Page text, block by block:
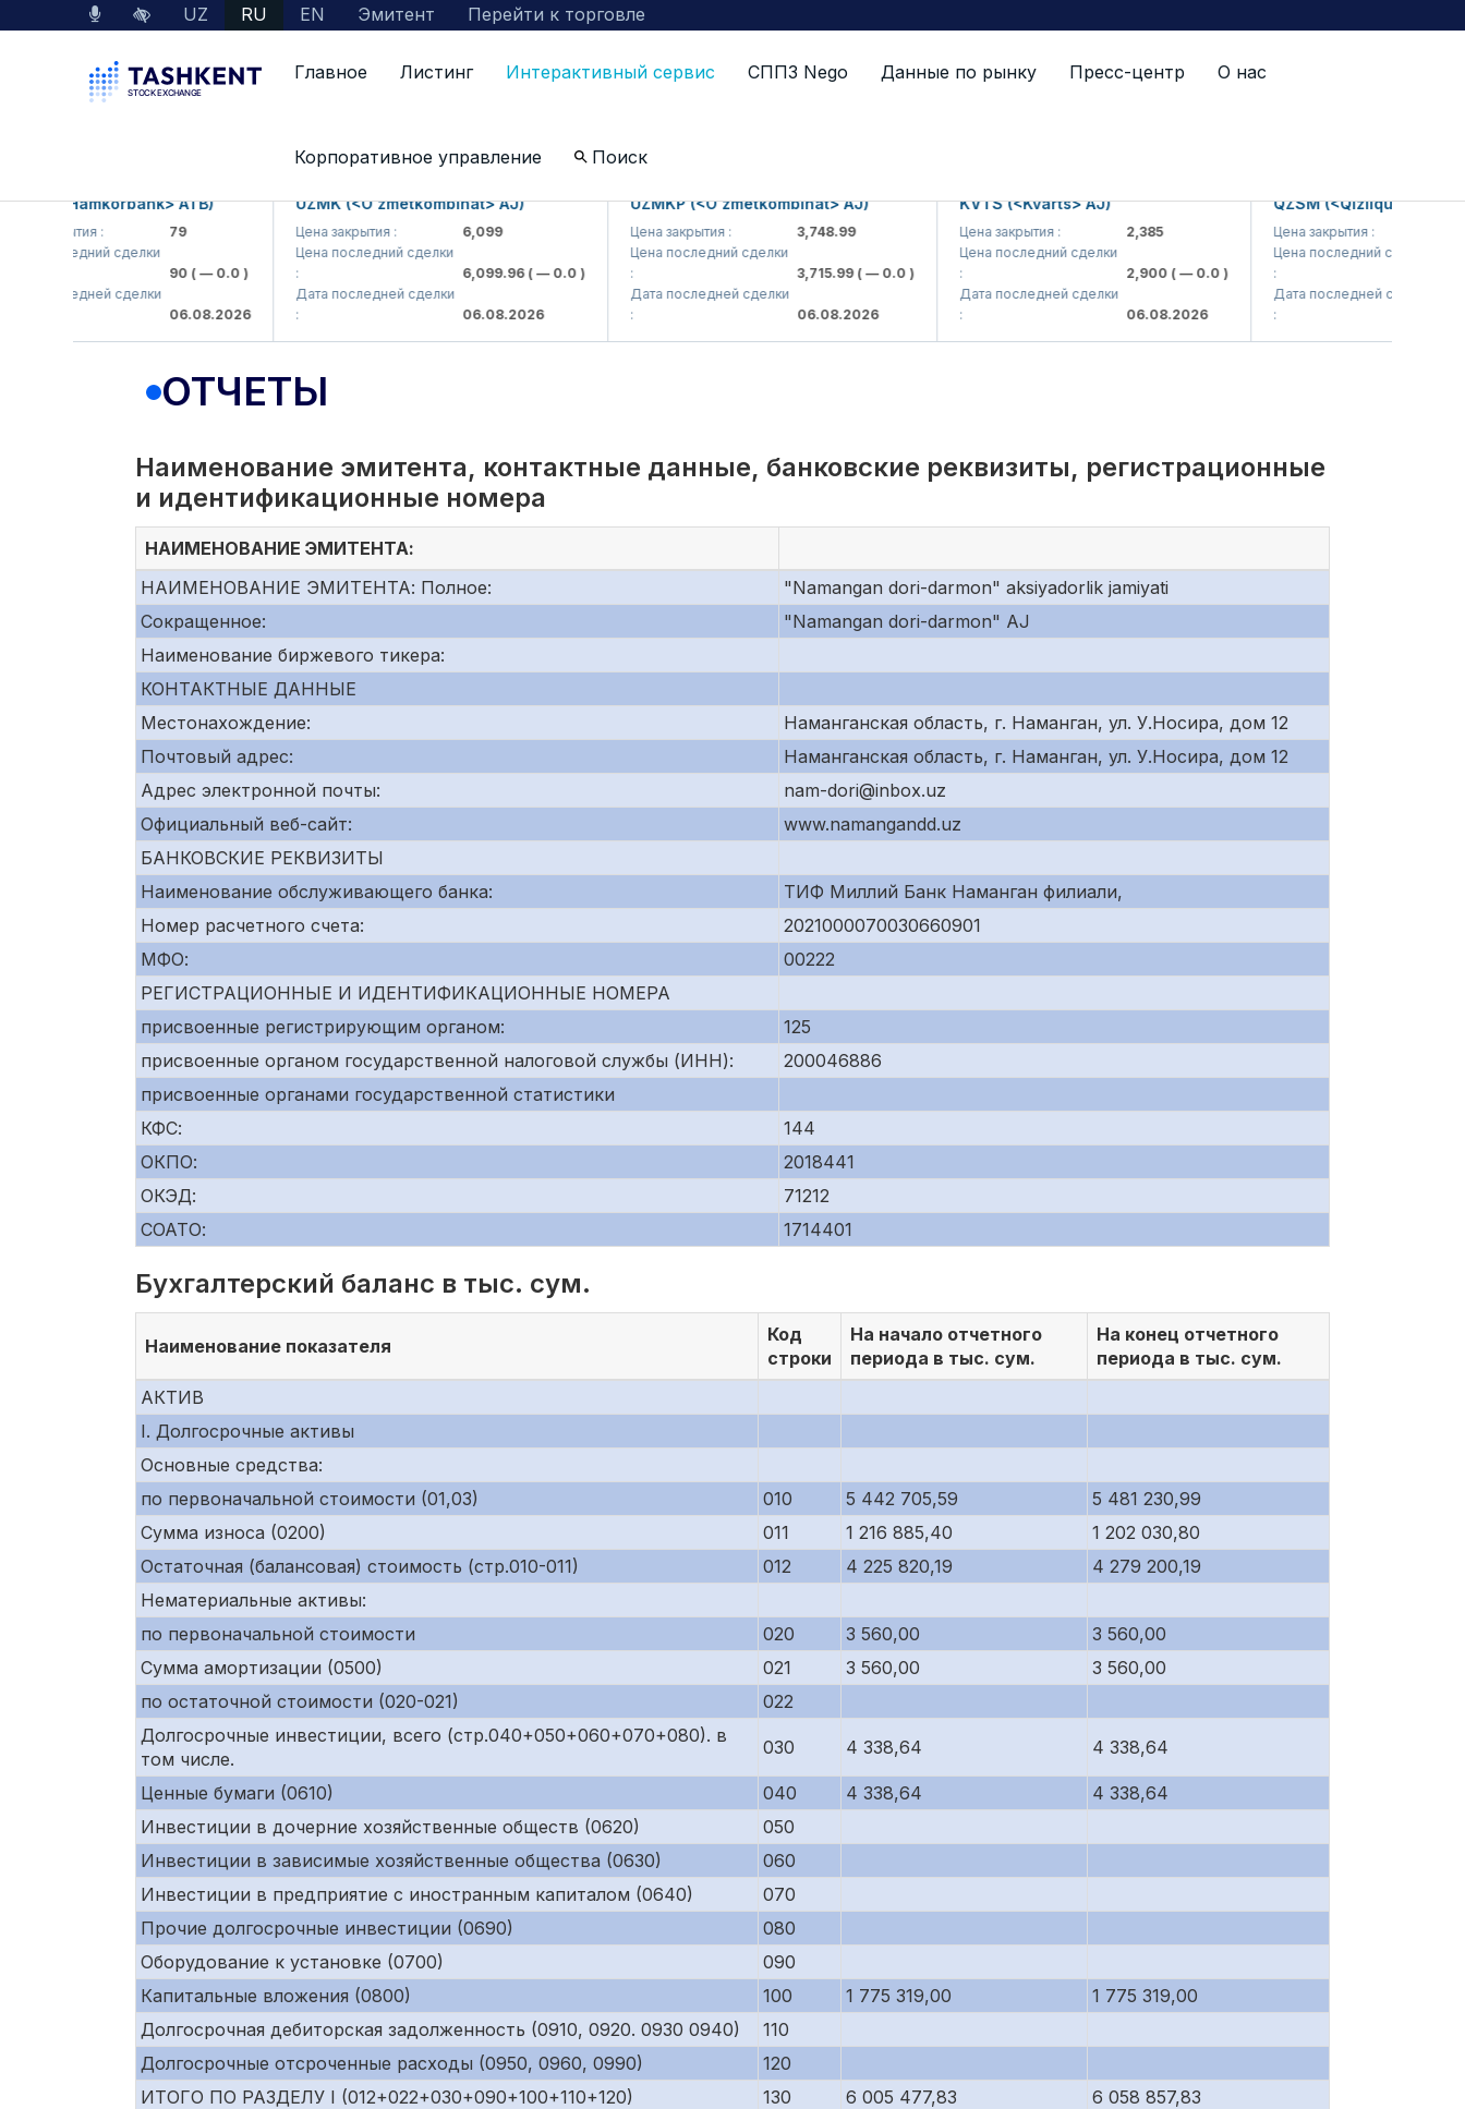
UZ RU EN Эмитент Перейти к торговле
Главное Листинг Интерактивный сервис СППЗ Nego Данные по рынку Пресс-центр О нас
Корпоративное управление Поиск
Раскрытие информации по компаниям включенных в биржевой котировальный список
(<Hamkorbank> ATB)
сделки
( — 0.0 )
сделки
06.08.2026
UZMK (<O'zmetkombinat> AJ)
Цена закрытия :
6,099
Цена последний сделки
6,099.96( — 0.0 )
Дата последней сделки
06.08.2026
UZMKP (<O'zmetkombinat> AJ)
Цена закрытия :
3,748.99
Цена последний сделки
3,715.99( — 0.0 )
Дата последней сделки
06.08.2026
KVTS (<Kvarts> AJ)
Цена закрытия :
Цена последний сделки
2,900( — 0.0 )
Дата последней сделки
06.08.2026
QZSM (<Qizilqumsement> AJ)
Цена закрытия :
Цена последний сделки
Дата последней сделки
ОТЧЕТЫ
Наименование эмитента, контактные данные, банковские реквизиты, регистрационные
и идентификационные номера
НАИМЕНОВАНИЕ ЭМИТЕНТА:
НАИМЕНОВАНИЕ ЭМИТЕНТА: Полное:
"Namangan dori-darmon" aksiyadorlik jamiyati
Сокращенное:
"Namangan dori-darmon" AJ
Наименование биржевого тикера:
КОНТАКТНЫЕ ДАННЫЕ
Местонахождение:
Наманганская область, г. Наманган, ул. У.Носира, дом 12
Почтовый адрес:
Наманганская область, г. Наманган, ул. У.Носира, дом 12
Адрес электронной почты:
nam-dori@inbox.uz
Официальный веб-сайт:
www.namangandd.uz
БАНКОВСКИЕ РЕКВИЗИТЫ
Наименование обслуживающего банка:
ТИФ Миллий Банк Наманган филиали,
Номер расчетного счета:
2021000070030660901
МФО:
00222
РЕГИСТРАЦИОННЫЕ И ИДЕНТИФИКАЦИОННЫЕ НОМЕРА
присвоенные регистрирующим органом:
125
присвоенные органом государственной налоговой службы (ИНН):
200046886
присвоенные органами государственной статистики
КФС:
144
ОКПО:
2018441
ОКЭД:
71212
СОАТО:
1714401
Бухгалтерский баланс в тыс. сум.
Наименование показателя
Код
строки
На начало отчетного
периода в тыс. сум.
На конец отчетного
периода в тыс. сум.
АКТИВ
I. Долгосрочные активы
Основные средства:
по первоначальной стоимости (01,03)
010 5 442 705,59
5 481 230,99
Сумма износа (0200)
011 1 216 885,40
1 202 030,80
Остаточная (балансовая) стоимость (стр.010-011)
012 4 225 820,19
4 279 200,19
Нематериальные активы:
по первоначальной стоимости
020 3 560,00
3 560,00
Сумма амортизации (0500)
021 3 560,00
3 560,00
по остаточной стоимости (020-021)
022
Долгосрочные инвестиции, всего (стр.040+050+060+070+080). в
том числе.
030 4 338,64 4 338,64
Ценные бумаги (0610) 040 4 338,64
4 338,64
Инвестиции в дочерние хозяйственные обществ (0620)
050
Инвестиции в зависимые хозяйственные общества (0630)
060
Инвестиции в предприятие с иностранным капиталом (0640)
070
Прочие долгосрочные инвестиции (0690)
080
Оборудование к установке (0700)
090
Капитальные вложения (0800)
100 1 775 319,00
1 775 319,00
Долгосрочная дебиторская задолженность (0910, 0920. 0930 0940)
110
Долгосрочные отсроченные расходы (0950, 0960, 0990)
120
ИТОГО ПО РАЗДЕЛУ I (012+022+030+090+100+110+120)
130 6 005 477,83
6 058 857,83